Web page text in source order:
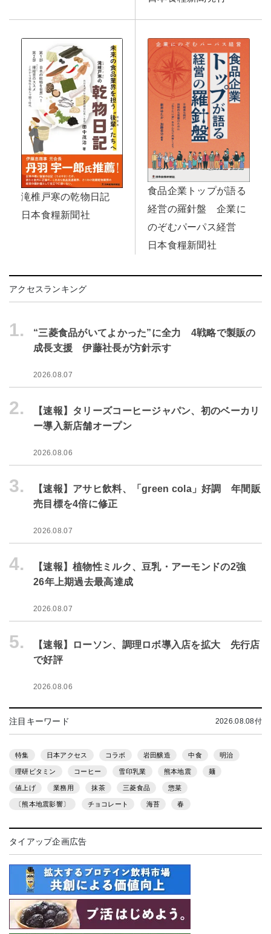
滝椎戸寒の乾物日記
日本食糧新聞社
食品企業トップが語る
経営の羅針盤 企業に
のぞむパーパス経営
日本食糧新聞社
アクセスランキング
1.
“三菱食品がいてよかった”に全力 4戦略で製販の
成長支援 伊藤社長が方針示す
2026.08.07
2.
【速報】タリーズコーヒージャパン、初のベーカリ
ー導入新店舗オープン
2026.08.06
3.
【速報】アサヒ飲料、「green cola」好調 年間販
売目標を4倍に修正
2026.08.07
4.
【速報】植物性ミルク、豆乳・アーモンドの2強
26年上期過去最高達成
2026.08.07
5.
【速報】ローソン、調理ロボ導入店を拡大 先行店
で好評
2026.08.06
注目キーワード 2026.08.08付
特集 日本アクセス コラボ 岩田醸造 中食 明治
理研ビタミン コーヒー 雪印乳業 熊本地震 麺
値上げ 業務用 抹茶 三菱食品 惣菜
〔熊本地震影響〕 チョコレート 海苔 春
タイアップ企画広告